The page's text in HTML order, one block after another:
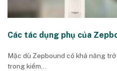
Các tác dụng phụ của
Mặc dù Zepbound có khả năng
trong kiểm...